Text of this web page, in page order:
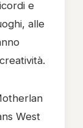
e
alle
West